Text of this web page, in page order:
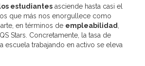
estudiantes asciende hasta casi el
que más nos enorgullece como
en términos de empleabilidad
Stars. Concretamente, la tasa de
escuela trabajando en activo se eleva